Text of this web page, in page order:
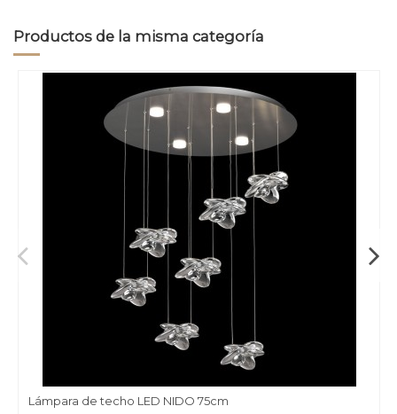
Productos de la misma categoría
Lámpara de techo LED NIDO 75cm